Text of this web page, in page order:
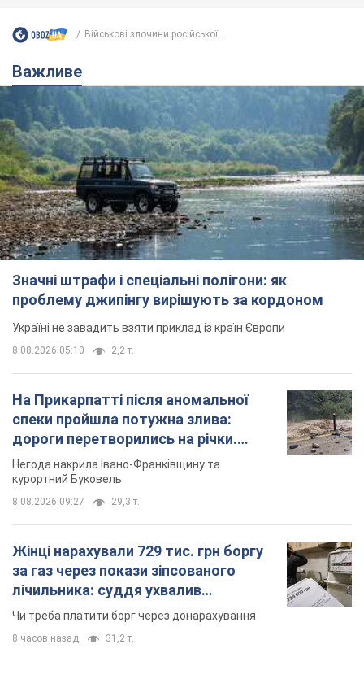
Військові злочини російської...
Важливе
Значні штрафи і спеціальні полігони: як
проблему джипінгу вирішують за кордоном
Україні не завадить взяти приклад із країн Європи
8.08.2026 05:10 2,2 т.
На Прикарпатті після аномальної
спеки пройшла потужна злива:
дороги перетворились на річки.
Відео
Негода накрила Івано-Франківщину та
курортний Буковель
8.08.2026 09:27 29,3 т.
Жінці нарахували 729 тис. грн боргу
за газ через покази зіпсованого
лічильника: суддя ухвалив
неочікуване рішення
Чи треба платити борг через донарахування
8 часов назад 31,2 т.